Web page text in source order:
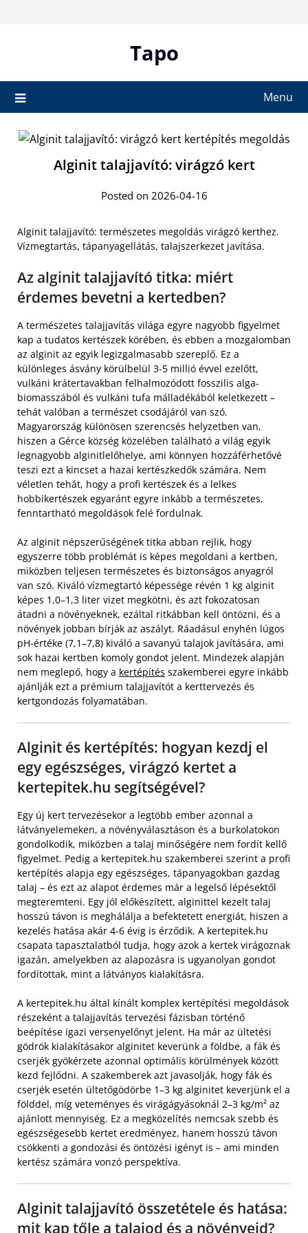
Tapo
Menu
Alginit talajjavító: virágzó kert
Posted on 2026-04-16
Alginit talajjavító: természetes megoldás virágzó kerthez.
Vízmegtartás, tápanyagellátás, talajszerkezet javítása.
Az alginit talajjavító titka: miért
érdemes bevetni a kertedben?
A természetes talajjavítás világa egyre nagyobb figyelmet
kap a tudatos kertészek körében, és ebben a mozgalomban
az alginit az egyik legizgalmasabb szereplő. Ez a
különleges ásvány körülbelül 3-5 millió évvel ezelőtt,
vulkáni krátertavakban felhalmozódott fosszilis alga-
biomasszából és vulkáni tufa málladékából keletkezett –
tehát valóban a természet csodájáról van szó.
Magyarország különösen szerencsés helyzetben van,
hiszen a Gérce község közelében található a világ egyik
legnagyobb alginitlelőhelye, ami könnyen hozzáférhetővé
teszi ezt a kincset a hazai kertészkedők számára. Nem
véletlen tehát, hogy a profi kertészek és a lelkes
hobbikertészek egyaránt egyre inkább a természetes,
fenntartható megoldások felé fordulnak.
Az alginit népszerűségének titka abban rejlik, hogy
egyszerre több problémát is képes megoldani a kertben,
miközben teljesen természetes és biztonságos anyagról
van szó. Kiváló vízmegtartó képessége révén 1 kg alginit
képes 1,0–1,3 liter vizet megkötni, és azt fokozatosan
átadni a növényeknek, ezáltal ritkábban kell öntözni, és a
növények jobban bírják az aszályt. Ráadásul enyhén lúgos
pH-értéke (7,1–7,8) kiváló a savanyú talajok javítására, ami
sok hazai kertben komoly gondot jelent. Mindezek alapján
nem meglepő, hogy a kertépítés szakemberei egyre inkább
ajánlják ezt a prémium talajjavítót a kerttervezés és
kertgondozás folyamatában.
Alginit és kertépítés: hogyan kezdj el
egy egészséges, virágzó kertet a
kertepitek.hu segítségével?
Egy új kert tervezésekor a legtöbb ember azonnal a
látványelemeken, a növényválasztáson és a burkolatokon
gondolkodik, miközben a talaj minőségére nem fordít kellő
figyelmet. Pedig a kertepitek.hu szakemberei szerint a profi
kertépítés alapja egy egészséges, tápanyagokban gazdag
talaj – és ezt az alapot érdemes már a legelső lépésektől
megteremteni. Egy jól előkészített, alginittel kezelt talaj
hosszú távon is meghálálja a befektetett energiát, hiszen a
kezelés hatása akár 4-6 évig is érződik. A kertepitek.hu
csapata tapasztalatból tudja, hogy azok a kertek virágoznak
igazán, amelyekben az alapozásra is ugyanolyan gondot
fordítottak, mint a látványos kialakításra.
A kertepitek.hu által kínált komplex kertépítési megoldások
részeként a talajjavítás tervezési fázisban történő
beépítése igazi versenyelőnyt jelent. Ha már az ültetési
gödrök kialakításakor alginitet keverünk a földbe, a fák és
cserjék gyökérzete azonnal optimális körülmények között
kezd fejlődni. A szakemberek azt javasolják, hogy fák és
cserjék esetén ültetőgödörbe 1–3 kg alginitet keverjünk el a
földdel, míg veteményes és virágágyásoknál 2–3 kg/m² az
ajánlott mennyiség. Ez a megközelítés nemcsak szebb és
egészségesebb kertet eredményez, hanem hosszú távon
csökkenti a gondozási és öntözési igényt is – ami minden
kertész számára vonzó perspektíva.
Alginit talajjavító összetétele és hatása:
mit kap tőle a talajod és a növényeid?